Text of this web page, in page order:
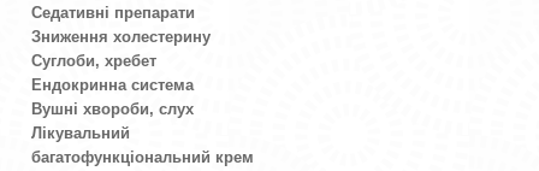
Седативні препарати
Зниження холестерину
Суглоби, хребет
Ендокринна система
Вушні хвороби, слух
Лікувальний
багатофункціональний крем